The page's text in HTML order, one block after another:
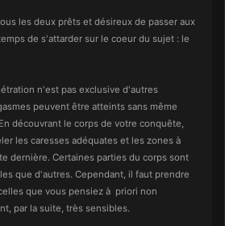
les deux prêts et désireux de passer aux
de s'attarder sur le coeur du sujet : le
n'est pas exclusive d'autres
peuvent être atteints sans même
découvrant le corps de votre conquête,
les caresses adéquates et les zones à
dernière. Certaines parties du corps sont
que d'autres. Cependant, il faut prendre
que vous pensiez à priori non
par la suite, très sensibles.